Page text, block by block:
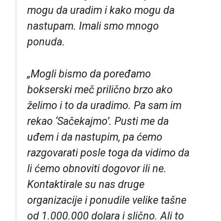
mogu da uradim i kako mogu da
nastupam. Imali smo mnogo
ponuda.
„Mogli bismo da poređamo
bokserski meč prilično brzo ako
želimo i to da uradimo. Pa sam im
rekao ‘Sačekajmo’. Pusti me da
uđem i da nastupim, pa ćemo
razgovarati posle toga da vidimo da
li ćemo obnoviti dogovor ili ne.
Kontaktirale su nas druge
organizacije i ponudile velike tašne
od 1.000.000 dolara i slično. Ali to